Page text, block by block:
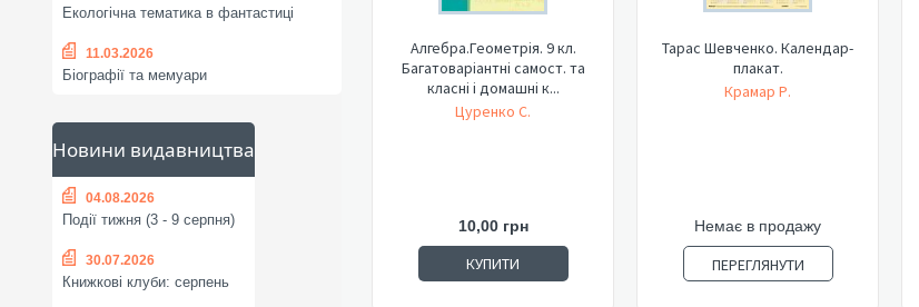
Екологічна тематика в фантастиці
11.03.2026
Біографії та мемуари
Новини видавництва
04.08.2026
Події тижня (3 - 9 серпня)
30.07.2026
Книжкові клуби: серпень
Алгебра.Геометрія. 9 кл.
Багатоваріантні самост. та
класні і домашні к...
Цуренко С.
10,00 грн
КУПИТИ
Тарас Шевченко. Календар-
плакат.
Крамар Р.
Немає в продажу
ПЕРЕГЛЯНУТИ